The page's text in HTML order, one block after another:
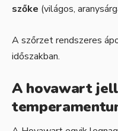
szőke (világos,
A szőrzet rendszeres
időszakban.
A hovawart